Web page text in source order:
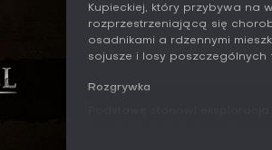
Kupieckiej, który przybywa na
rozprzestrzeniającą się
osadnikami a rdzennymi
sojusze i losy poszczególnych
Rozgrywka
użyciem umiejętności -